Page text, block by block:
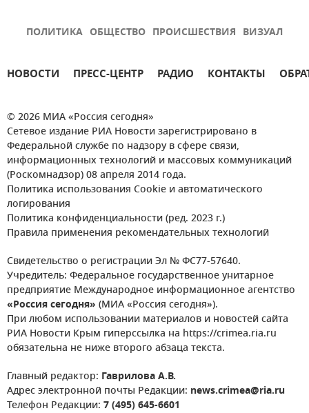
ПОЛИТИКА ОБЩЕСТВО ПРОИСШЕСТВИЯ ВИЗУАЛ
НОВОСТИ ПРЕСС-ЦЕНТР РАДИО КОНТАКТЫ
© 2026 МИА «Россия сегодня»
Сетевое издание РИА Новости зарегистрировано в
Федеральной службе по надзору в сфере связи,
информационных технологий и массовых коммуникаций
(Роскомнадзор) 08 апреля 2014 года.
Политика использования Cookie и автоматического
логирования
Политика конфиденциальности (ред. 2023 г.)
Правила применения рекомендательных технологий
Свидетельство о регистрации Эл № ФС77-57640.
Учредитель: Федеральное государственное унитарное
предприятие Международное информационное агентство
«Россия сегодня» (МИА «Россия сегодня»).
При любом использовании материалов и новостей сайта
РИА Новости Крым гиперссылка на https://crimea.ria.ru
обязательна не ниже второго абзаца текста.
Главный редактор: Гаврилова А.В.
Адрес электронной почты Редакции: news.crimea@ria.ru
Телефон Редакции: 7 (495) 645-6601